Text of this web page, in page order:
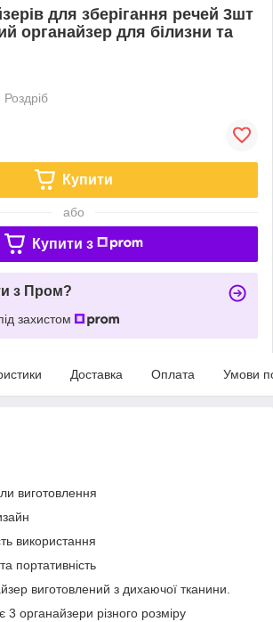
для зберігання речей 3шт
органайзер для білизни та
Роздріб
Купити
або
Купити з
з Пром?
захистом
Доставка Оплата Умови
виготовлення
використання
портативність
виготовлений з дихаючої тканини.
3 органайзери різного розміру